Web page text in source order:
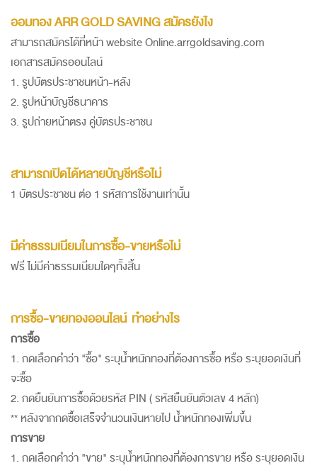
ออมทอง ARR GOLD SAVING สมัครยังไง
สามารถสมัครได้ที่หน้า website Online.arrgoldsaving.com
เอกสารสมัครออนไลน์
1. รูปบัตรประชาชนหน้า-หลัง
2. รูปหน้าบัญชีธนาคาร
3. รูปถ่ายหน้าตรง คู่บัตรประชาชน
สามารถเปิดได้หลายบัญชีหรือไม่
1 บัตรประชาชน ต่อ 1 รหัสการใช้งานเท่านั้น
มีค่าธรรมเนียมในการซื้อ-ขายหรือไม่
ฟรี ไม่มีค่าธรรมเนียมใดๆทั้งสิ้น
การซื้อ-ขายทองออนไลน์ ทำอย่างไร
การซื้อ
1. กดเลือกคำว่า "ซื้อ" ระบุน้ำหนักทองที่ต้องการซื้อ หรือ ระบุยอดเงินที่
จะซื้อ
2. กดยืนยันการซื้อด้วยรหัส PIN ( รหัสยืนยันตัวเลข 4 หลัก)
** หลังจากกดซื้อเสร็จจำนวนเงินหายไป น้ำหนักทองเพิ่มขึ้น
การขาย
1. กดเลือกคำว่า "ขาย" ระบุน้ำหนักทองที่ต้องการขาย หรือ ระบุยอดเงิน